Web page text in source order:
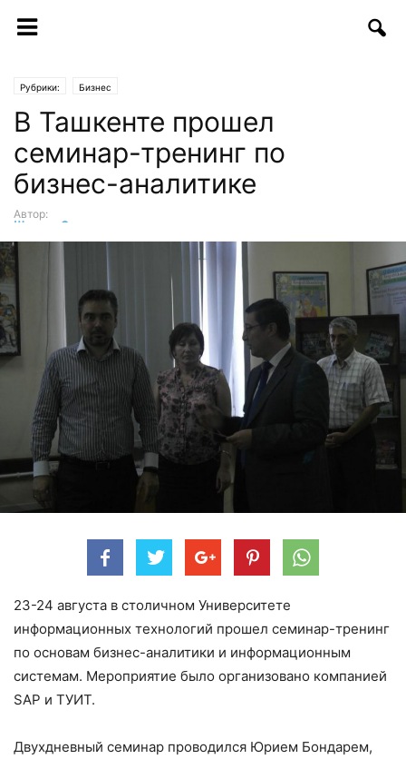
Рубрики: Бизнес
В Ташкенте прошел
семинар-тренинг по
бизнес-аналитике
Автор:
Шухрат Саттаров
23-24 августа в столичном Университете
информационных технологий прошел семинар-тренинг
по основам бизнес-аналитики и информационным
системам. Мероприятие было организовано компанией
SAP и ТУИТ.
Двухдневный семинар проводился Юрием Бондарем,